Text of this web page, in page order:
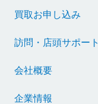
買取お申し込み
訪問・店頭サポート
会社概要
企業情報